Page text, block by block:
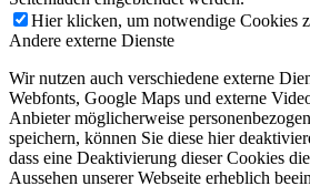
Hier klicken, um notwendige Cookies
Andere externe Dienste
Wir nutzen auch verschiedene externe
Webfonts, Google Maps und externe
Anbieter möglicherweise
speichern, können Sie diese hier
dass eine Deaktivierung dieser Cookies
Aussehen unserer Webseite erheblich